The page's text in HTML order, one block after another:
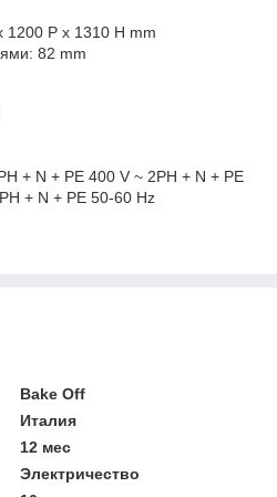
P x 1310 H mm
82 mm
+ N + PE 400 V ~ 2PH + N + PE
+ N + PE 50-60 Hz
Bake Off
Италия
12 мес
Электричество